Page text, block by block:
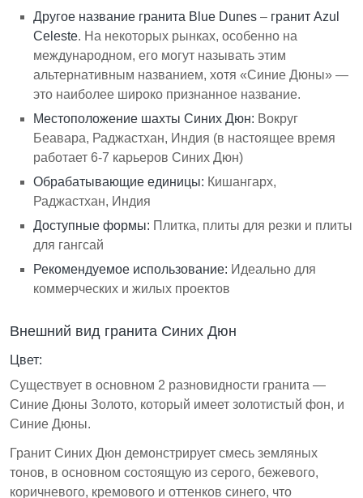
Другое название гранита Blue Dunes – гранит Azul
Celeste. На некоторых рынках, особенно на
международном, его могут называть этим
альтернативным названием, хотя «Синие Дюны» —
это наиболее широко признанное название.
Местоположение шахты Синих Дюн: Вокруг
Беавара, Раджастхан, Индия (в настоящее время
работает 6-7 карьеров Синих Дюн)
Обрабатывающие единицы: Кишангарх,
Раджастхан, Индия
Доступные формы: Плитка, плиты для резки и плиты
для гангсай
Рекомендуемое использование: Идеально для
коммерческих и жилых проектов
Внешний вид гранита Синих Дюн
Цвет:
Существует в основном 2 разновидности гранита —
Синие Дюны Золото, который имеет золотистый фон, и
Синие Дюны.
Гранит Синих Дюн демонстрирует смесь земляных
тонов, в основном состоящую из серого, бежевого,
коричневого, кремового и оттенков синего, что